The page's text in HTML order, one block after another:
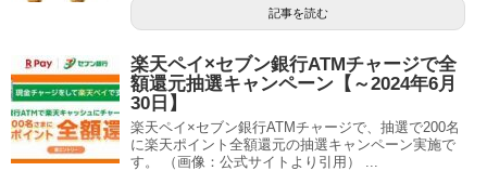
記事を読む
楽天ペイ×セブン銀行ATMチャージで全
額還元抽選キャンペーン【～2024年6月
30日】
楽天ペイ×セブン銀行ATMチャージで、抽選で200名
に楽天ポイント全額還元の抽選キャンペーン実施で
す。 （画像：公式サイトより引用） ...